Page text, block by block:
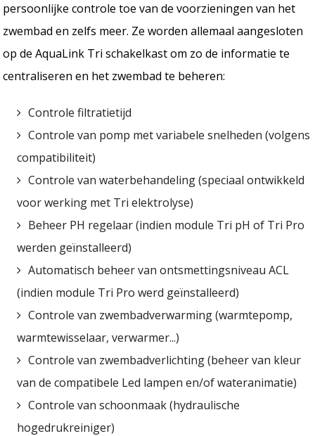
persoonlijke controle toe van de voorzieningen van het
zwembad en zelfs meer. Ze worden allemaal aangesloten
op de AquaLink Tri schakelkast om zo de informatie te
centraliseren en het zwembad te beheren:
Controle filtratietijd
Controle van pomp met variabele snelheden (volgens
compatibiliteit)
Controle van waterbehandeling (speciaal ontwikkeld
voor werking met Tri elektrolyse)
Beheer PH regelaar (indien module Tri pH of Tri Pro
werden geïnstalleerd)
Automatisch beheer van ontsmettingsniveau ACL
(indien module Tri Pro werd geïnstalleerd)
Controle van zwembadverwarming (warmtepomp,
warmtewisselaar, verwarmer...)
Controle van zwembadverlichting (beheer van kleur
van de compatibele Led lampen en/of wateranimatie)
Controle van schoonmaak (hydraulische
hogedrukreiniger)